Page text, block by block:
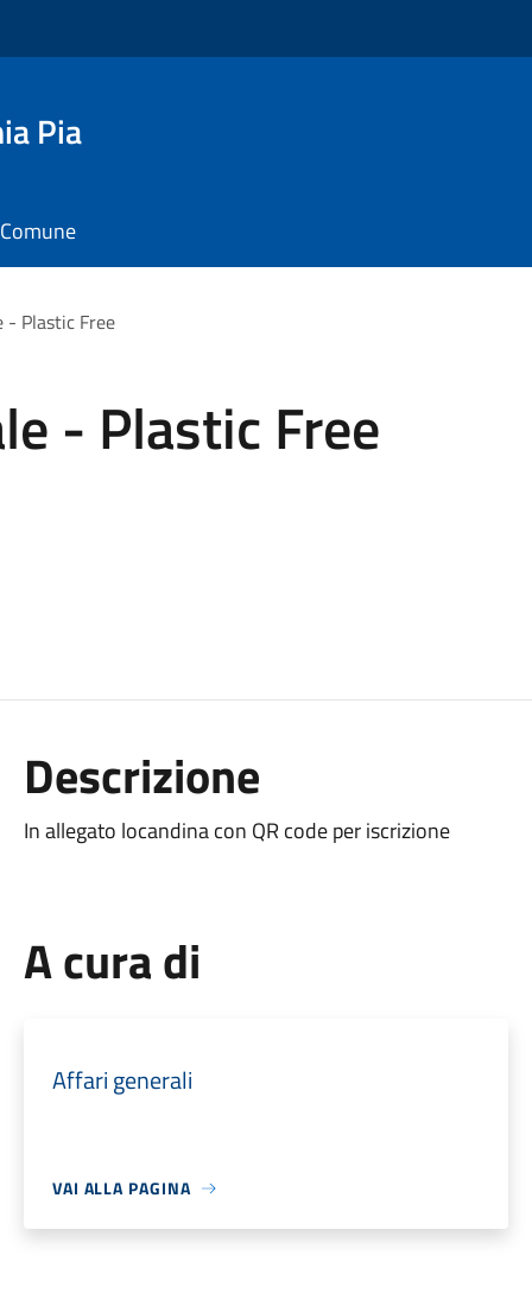
Pia
- Plastic Free
- Plastic Free
Descrizione
In allegato locandina con QR code per iscrizione
A cura di
Affari generali
VAI ALLA PAGINA